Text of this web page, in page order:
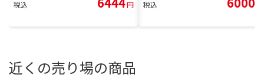
税込 円 税込
近くの売り場の商品